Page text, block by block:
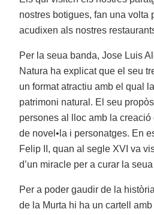
nostres botigues, fan una volta
acudixen als nostres
Per la seua banda, Jose Luis
Natura ha explicat que el seu
un format atractiu amb el qual
patrimoni natural. El seu
persones al lloc amb la creació
de novel•la i personatges. En
Felip II, quan al segle XVI va
d’un miracle per a curar la
Per a poder gaudir de la
de la Murta hi ha un cartell